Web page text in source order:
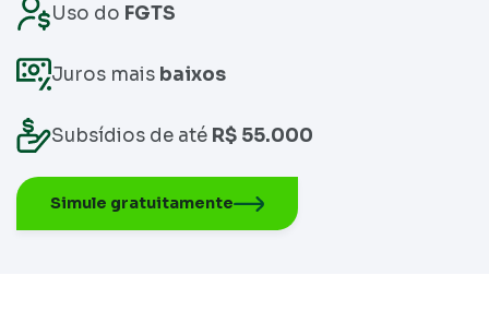
Uso do FGTS
Juros mais baixos
Subsídios de até R$ 55.000
Simule gratuitamente